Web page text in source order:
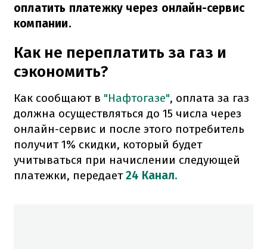
оплатить платежку через онлайн-сервис
компании.
Как не переплатить за газ и
сэкономить?
Как сообщают в "Нафтогазе", оплата за газ
должна осуществляться до 15 числа через
онлайн-сервис и после этого потребитель
получит 1% скидки, который будет
учитываться при начислении следующей
платежки, передает24 Канал.